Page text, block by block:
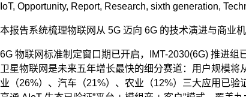
IoT, Opportunity, Report, Research, sixth generation,
本报告系统梳理物联网从 5G 迈向 6G 的技术演进与商业
6G 物联网标准制定窗口期已开启，IMT-2030(6G) 推进
卫星物联网是未来五年增长最快的细分赛道：用户规模
业（26%）、汽车（21%）、农业（12%）三大应用已验